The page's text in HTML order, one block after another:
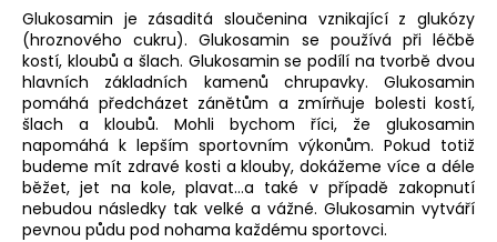
Glukosamin je zásaditá sloučenina vznikající z glukózy
(hroznového cukru). Glukosamin se používá při léčbě
kostí, kloubů a šlach. Glukosamin se podílí na tvorbě dvou
hlavních základních kamenů chrupavky. Glukosamin
pomáhá předcházet zánětům a zmírňuje bolesti kostí,
šlach a kloubů. Mohli bychom říci, že glukosamin
napomáhá k lepším sportovním výkonům. Pokud totiž
budeme mít zdravé kosti a klouby, dokážeme více a déle
běžet, jet na kole, plavat…a také v případě zakopnutí
nebudou následky tak velké a vážné. Glukosamin vytváří
pevnou půdu pod nohama každému sportovci.